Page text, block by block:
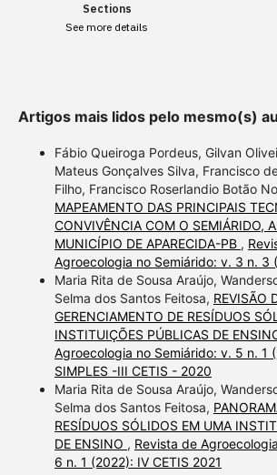
Sections
See more details
contrasts
a label
section
made.
Artigos mais lidos pelo mesmo(s)
Fábio Queiroga Pordeus, Gilvan
Mateus Gonçalves Silva, Francisco
Filho, Francisco Roserlandio Botão
MAPEAMENTO DAS PRINCIPAIS
CONVIVÊNCIA COM O SEMIÁRIDO,
MUNICÍPIO DE APARECIDA-PB ,
Agroecologia no Semiárido: v. 3 n. 3
Maria Rita de Sousa Araújo,
Selma dos Santos Feitosa, REVISÃO
GERENCIAMENTO DE RESÍDUOS
INSTITUIÇÕES PÚBLICAS DE
Agroecologia no Semiárido: v. 5 n. 1
SIMPLES -III CETIS - 2020
Maria Rita de Sousa Araújo,
Selma dos Santos Feitosa,
RESÍDUOS SÓLIDOS EM UMA
DE ENSINO , Revista de
6 n. 1 (2022): IV CETIS 2021